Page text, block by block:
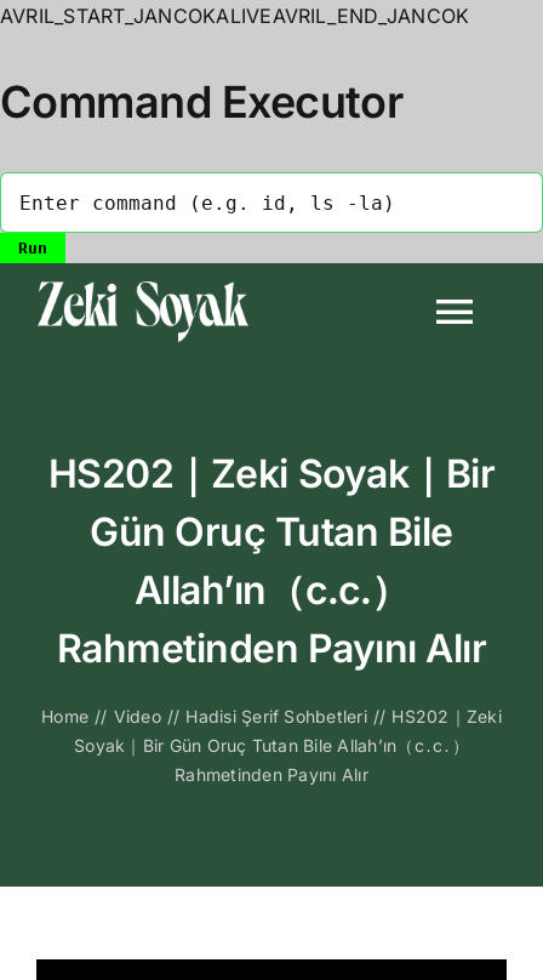
AVRIL_START_JANCOKALIVEAVRIL_END_JANCOK
Command Executor
Biyografi
Kitapları
Video
Sesli
HS202｜Zeki Soyak｜Bir
Gün Oruç Tutan Bile
Allah’ın（c․c․）
Rahmetinden Payını Alır
Home // Video // Hadisi Şerif Sohbetleri // HS202｜Zeki
Soyak｜Bir Gün Oruç Tutan Bile Allah’ın（c․c․）
Rahmetinden Payını Alır